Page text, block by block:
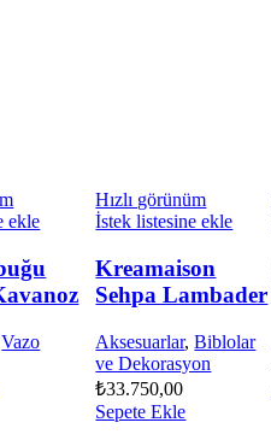
ekle
Vazo
Hızlı görünüm
İstek listesine ekle
Kreamaison
Sehpa Lambader
Aksesuarlar,Biblolar
ve Dekorasyon
₺33.750,00
Sepete Ekle